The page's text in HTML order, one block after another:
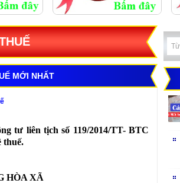
MỚI NHẤT
tư liên tịch số 119/2014/TT- BTC
thuế.
HÒA XÃ